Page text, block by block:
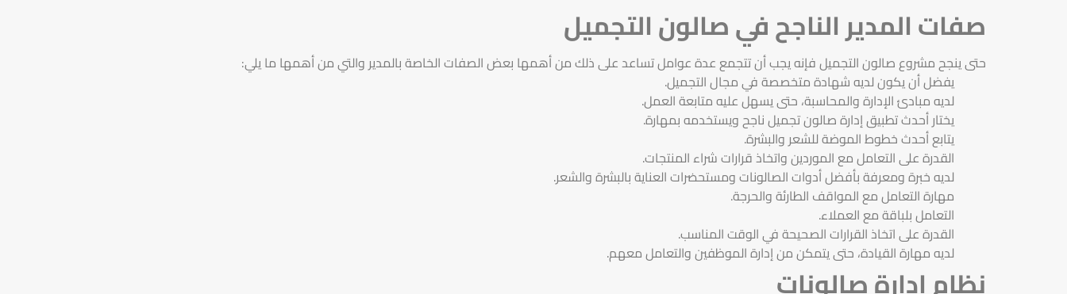
صفات المدير الناجح في صالون التجميل
حتى ينجح مشروع صالون التجميل فإنه يجب أن تتجمع عدة عوامل تساعد على ذلك من أهمها بعض الصفات الخاصة بالمدير والتي من أهمها ما يلي:
يفضل أن يكون لديه شهادة متخصصة في مجال التجميل.
لديه مبادئ الإدارة والمحاسبة، حتى يسهل عليه متابعة العمل.
يختار أحدث تطبيق إدارة صالون تجميل ناجح ويستخدمه بمهارة.
يتابع أحدث خطوط الموضة للشعر والبشرة.
القدرة على التعامل مع الموردين واتخاذ قرارات شراء المنتجات.
لديه خبرة ومعرفة بأفضل أدوات الصالونات ومستحضرات العناية بالبشرة والشعر.
مهارة التعامل مع المواقف الطارئة والحرجة.
التعامل بلباقة مع العملاء.
القدرة على اتخاذ القرارات الصحيحة في الوقت المناسب.
لديه مهارة القيادة، حتى يتمكن من إدارة الموظفين والتعامل معهم.
نظام إدارة صالونات